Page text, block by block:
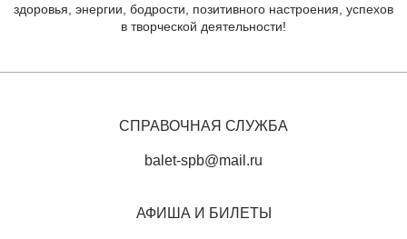
здоровья, энергии, бодрости, позитивного настроения, успехов
в творческой деятельности!
АФИША И БИЛЕТЫ
СПРАВОЧНАЯ СЛУЖБА
balet-spb@mail.ru